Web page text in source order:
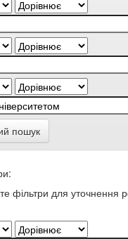
пошук
фільтри для уточнення